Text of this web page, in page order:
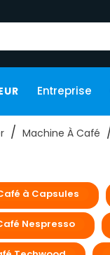
Entreprise
Machine À Café
à Capsules
Nespresso